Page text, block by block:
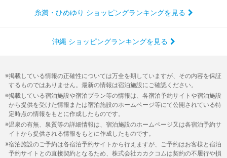
糸満・ひめゆり ショッピングランキングを見る
沖縄 ショッピングランキングを見る
掲載している情報の正確性については万全を期していますが、その内容を保証
するものではありません。最新の情報は宿泊施設にご確認ください。
掲載している宿泊施設や宿泊プラン等の情報は、各宿泊予約サイトや宿泊施設
から提供を受けた情報または宿泊施設のホームページ等にて公開されている特
定時点の情報をもとに作成したものです。
温泉の有無、泉質等の詳細情報は、宿泊施設のホームページ又は各宿泊予約サ
イトから提供される情報をもとに作成したものです。
宿泊施設のご予約は各宿泊予約サイトから行えますが、ご予約はお客様と宿泊
予約サイトとの直接契約となるため、株式会社カカクコムは契約の不履行や損